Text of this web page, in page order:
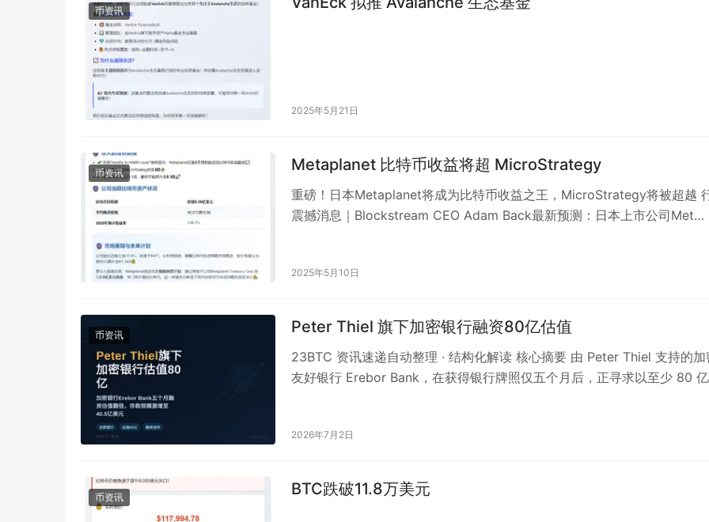
币资讯
2025年5月21日
币资讯 Metaplanet 比特币收益将超 MicroStrategy
重磅！日本Metaplanet将成为比特币收益之王，MicroStrategy将被超越
震撼消息｜Blockstream CEO Adam Back最新预测：日本上市公司Met…
2025年5月10日
币资讯 Peter Thiel 旗下加密银行融资80亿估值
23BTC 资讯速递自动整理 · 结构化解读 核心摘要 由 Peter Thiel 支持的加
友好银行 Erebor Bank，在获得银行牌照仅五个月后，正寻求以至少 80 亿
2026年7月2日
币资讯 BTC跌破11.8万美元